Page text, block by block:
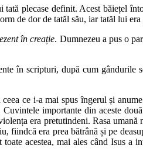
plecase definit. Acest băiețel
de dor de tatăl său, iar tatăl lui
în creație. Dumnezeu a pus o
în scripturi, după cum gândurile
ce i-a mai spus îngerul și
Cuvintele importante din aceste
era pretutindeni. Rasa
era prea bătrână și pe
acestea, mai ales când Isus a